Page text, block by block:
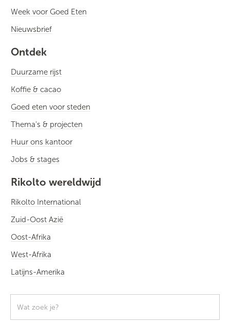
Week voor Goed Eten
Nieuwsbrief
Ontdek
Duurzame rijst
Koffie & cacao
Goed eten voor steden
Thema's & projecten
Huur ons kantoor
Jobs & stages
Rikolto wereldwijd
Rikolto International
Zuid-Oost Azië
Oost-Afrika
West-Afrika
Latijns-Amerika